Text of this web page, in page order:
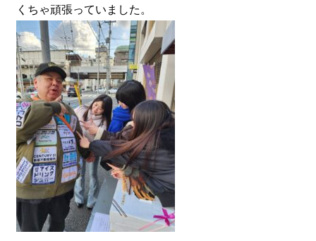
くちゃ頑張っていました。